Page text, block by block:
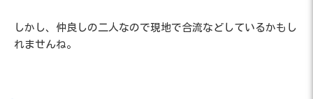
しかし、仲良しの二人なので現地で合流などしているかもし
れませんね。